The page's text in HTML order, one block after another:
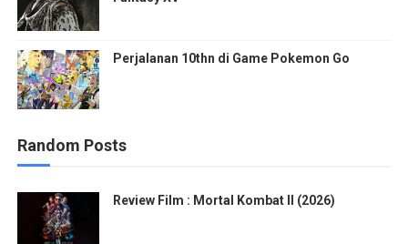
Perjalanan 10thn di Game Pokemon Go
Random Posts
Review Film : Mortal Kombat II (2026)